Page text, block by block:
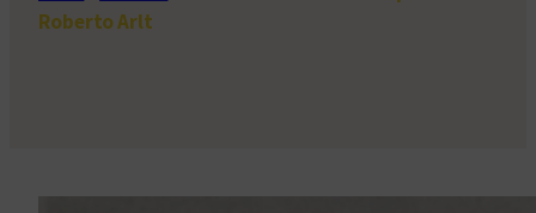
Roberto Arlt